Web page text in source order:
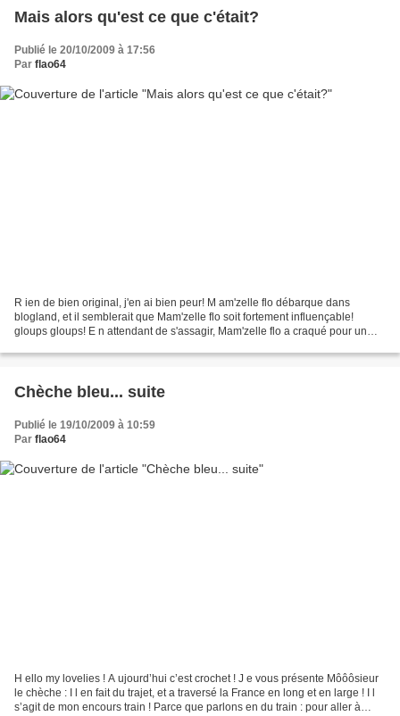
Mais alors qu'est ce que c'était?
Publié le 20/10/2009 à 17:56
Par flao64
R ien de bien original, j'en ai bien peur! M am'zelle flo débarque dans
blogland, et il semblerait que Mam'zelle flo soit fortement influençable!
gloups gloups! E n attendant de s'assagir, Mam'zelle flo a craqué pour un
Chèche bleu... suite
Publié le 19/10/2009 à 10:59
Par flao64
H ello my lovelies ! A ujourd’hui c’est crochet ! J e vous présente Môôôsieur
le chèche : I l en fait du trajet, et a traversé la France en long et en large ! I l
s’agit de mon encours train ! Parce que parlons en du train : pour aller à